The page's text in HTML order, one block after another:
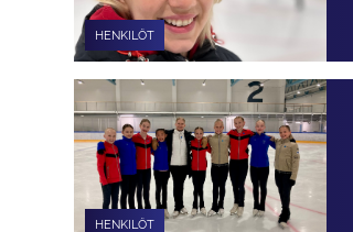
HENKILÖT
HENKILÖT